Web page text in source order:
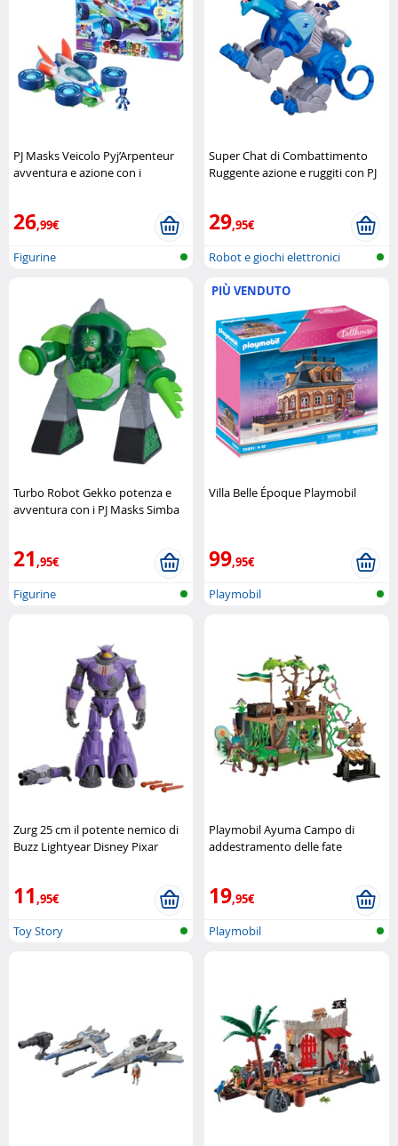
PJ Masks Veicolo Pyj’Arpenteur
avventura e azione con i
26,99€
Figurine
Super Chat di Combattimento
Ruggente azione e ruggiti con PJ
29,95€
Robot e giochi elettronici
Turbo Robot Gekko potenza e
avventura con i PJ Masks Simba
21,95€
Figurine
PIÙ VENDUTO
Villa Belle Époque Playmobil
99,95€
Playmobil
Zurg 25 cm il potente nemico di
Buzz Lightyear Disney Pixar
11,95€
Toy Story
Playmobil Ayuma Campo di
addestramento delle fate
19,95€
Playmobil